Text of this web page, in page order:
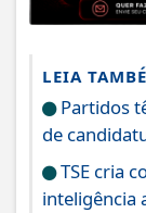
LEIA
Partidos
de
TSE cria
inteligência